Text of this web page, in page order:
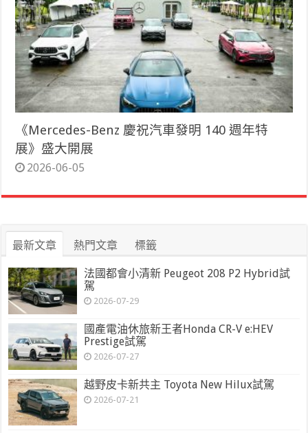
《Mercedes-Benz 慶祝汽車發明 140 週年特
展》盛大開展
2026-06-05
最新文章 熱門文章 標籤
法國都會小清新 Peugeot 208 P2 Hybrid試
駕
2026-07-29
國產電油休旅新王者Honda CR-V e:HEV
Prestige試駕
2026-07-27
越野皮卡新共主 Toyota New Hilux試駕
2026-07-21